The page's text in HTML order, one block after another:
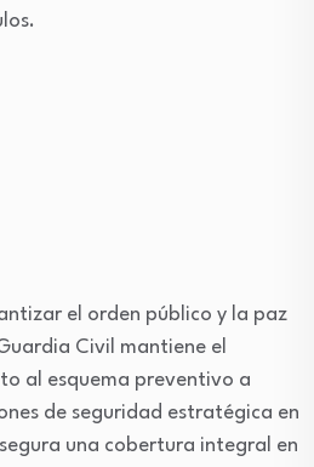
el orden público y la paz
Civil mantiene el
al esquema preventivo a
de seguridad estratégica en
una cobertura integral en